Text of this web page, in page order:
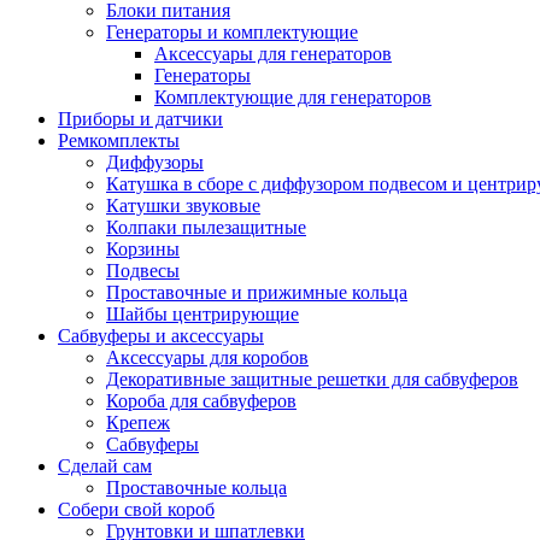
Блоки питания
Генераторы и комплектующие
Аксессуары для генераторов
Генераторы
Комплектующие для генераторов
Приборы и датчики
Ремкомплекты
Диффузоры
Катушка в сборе с диффузором подвесом и
Катушки звуковые
Колпаки пылезащитные
Корзины
Подвесы
Проставочные и прижимные кольца
Шайбы центрирующие
Сабвуферы и аксессуары
Аксессуары для коробов
Декоративные защитные решетки для сабвуферов
Короба для сабвуферов
Крепеж
Сабвуферы
Сделай сам
Проставочные кольца
Собери свой короб
Грунтовки и шпатлевки